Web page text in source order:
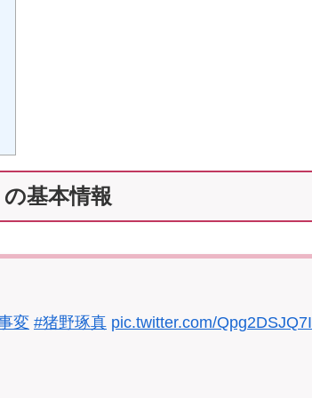
基本情報
変 #猪野琢真 pic.twitter.com/Qpg2DSJQ7I